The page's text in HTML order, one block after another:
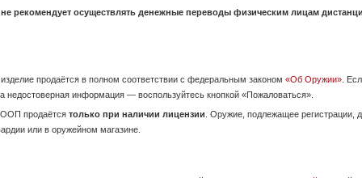
г Сургут
двуствольных комбинированных ружей. Они разработаны
гладкоствольного ружья МР-27М (ИЖ-27М). Главная особен...
кл. 12х76 14
г Сургут
компактное гладкоствольное двуствольное ружье с вертикальным
турецкой компании Kral Arms. Главная особенность это...
рекомендует осуществлять денежные переводы физическим лицам
продаётся в полном соответствии с федеральным законом «Об Оружии» .
недостоверная информация — воспользуйтесь кнопкой «Пожаловаться».
продаётся только при наличии лицензии . Оружие, подлежащее
или в оружейном магазине.